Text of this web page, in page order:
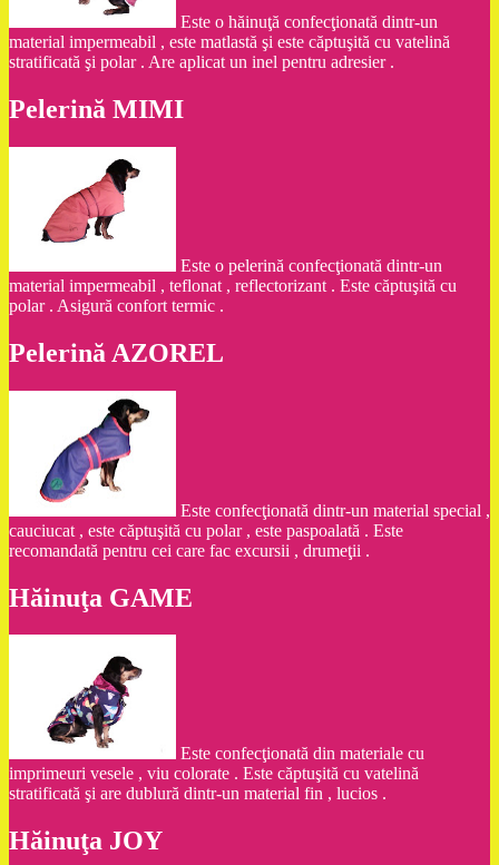
Este o hăinuţă confecţionată dintr-un
material impermeabil , este matlastă şi este căptuşită cu vatelină
stratificată şi polar . Are aplicat un inel pentru adresier .
Pelerină MIMI
Este o pelerină confecţionată dintr-un
material impermeabil , teflonat , reflectorizant . Este căptuşită cu
polar . Asigură confort termic .
Pelerină AZOREL
Este confecţionată dintr-un material special ,
cauciucat , este căptuşită cu polar , este paspoalată . Este
recomandată pentru cei care fac excursii , drumeţii .
Hăinuţa GAME
Este confecţionată din materiale cu
imprimeuri vesele , viu colorate . Este căptuşită cu vatelină
stratificată şi are dublură dintr-un material fin , lucios .
Hăinuţa JOY